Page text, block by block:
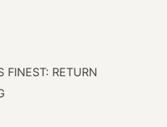
FINEST: RETURN